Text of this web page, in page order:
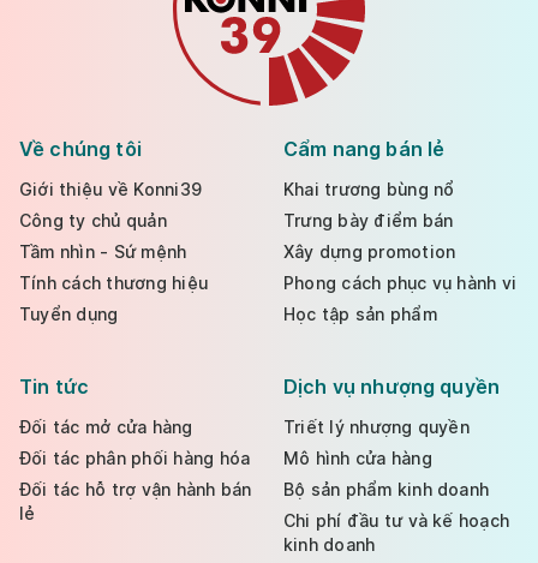
Về chúng tôi
Giới thiệu về Konni39
Công ty chủ quản
Tầm nhìn - Sứ mệnh
Tính cách thương hiệu
Tuyển dụng
Cẩm nang bán lẻ
Khai trương bùng nổ
Trưng bày điểm bán
Xây dựng promotion
Phong cách phục vụ hành vi
Học tập sản phẩm
Tin tức
Đối tác mở cửa hàng
Đối tác phân phối hàng hóa
Đối tác hỗ trợ vận hành bán
lẻ
Dịch vụ nhượng quyền
Triết lý nhượng quyền
Mô hình cửa hàng
Bộ sản phẩm kinh doanh
Chi phí đầu tư và kế hoạch
kinh doanh